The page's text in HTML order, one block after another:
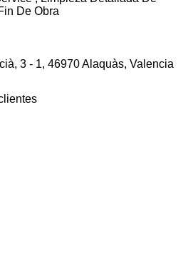
De Obra
3 - 1, 46970 Alaquàs, Valencia